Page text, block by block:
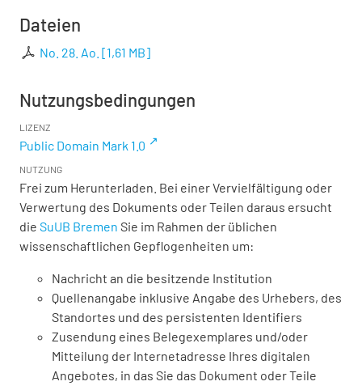
Dateien
No. 28. Ao. [1,61 MB]
Nutzungsbedingungen
LIZENZ
Public Domain Mark 1.0
NUTZUNG
Frei zum Herunterladen. Bei einer Vervielfältigung oder
Verwertung des Dokuments oder Teilen daraus ersucht
die SuUB Bremen Sie im Rahmen der üblichen
wissenschaftlichen Gepflogenheiten um:
Nachricht an die besitzende Institution
Quellenangabe inklusive Angabe des Urhebers, des
Standortes und des persistenten Identifiers
Zusendung eines Belegexemplares und/oder
Mitteilung der Internetadresse Ihres digitalen
Angebotes, in das Sie das Dokument oder Teile